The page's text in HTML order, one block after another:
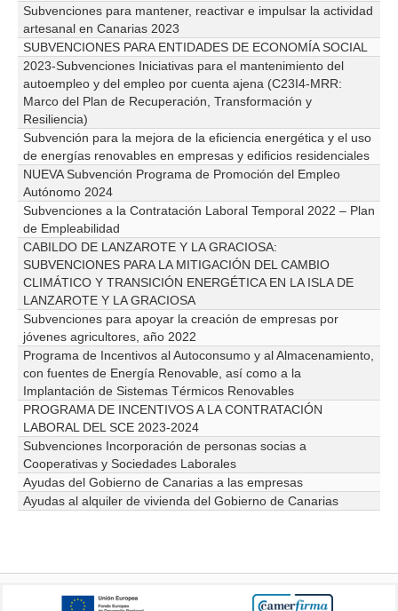
Subvenciones para mantener, reactivar e impulsar la actividad
artesanal en Canarias 2023
SUBVENCIONES PARA ENTIDADES DE ECONOMÍA SOCIAL
2023-Subvenciones Iniciativas para el mantenimiento del
autoempleo y del empleo por cuenta ajena (C23I4-MRR:
Marco del Plan de Recuperación, Transformación y
Resiliencia)
Subvención para la mejora de la eficiencia energética y el uso
de energías renovables en empresas y edificios residenciales
NUEVA Subvención Programa de Promoción del Empleo
Autónomo 2024
Subvenciones a la Contratación Laboral Temporal 2022 – Plan
de Empleabilidad
CABILDO DE LANZAROTE Y LA GRACIOSA:
SUBVENCIONES PARA LA MITIGACIÓN DEL CAMBIO
CLIMÁTICO Y TRANSICIÓN ENERGÉTICA EN LA ISLA DE
LANZAROTE Y LA GRACIOSA
Subvenciones para apoyar la creación de empresas por
jóvenes agricultores, año 2022
Programa de Incentivos al Autoconsumo y al Almacenamiento,
con fuentes de Energía Renovable, así como a la
Implantación de Sistemas Térmicos Renovables
PROGRAMA DE INCENTIVOS A LA CONTRATACIÓN
LABORAL DEL SCE 2023-2024
Subvenciones Incorporación de personas socias a
Cooperativas y Sociedades Laborales
Ayudas del Gobierno de Canarias a las empresas
Ayudas al alquiler de vivienda del Gobierno de Canarias